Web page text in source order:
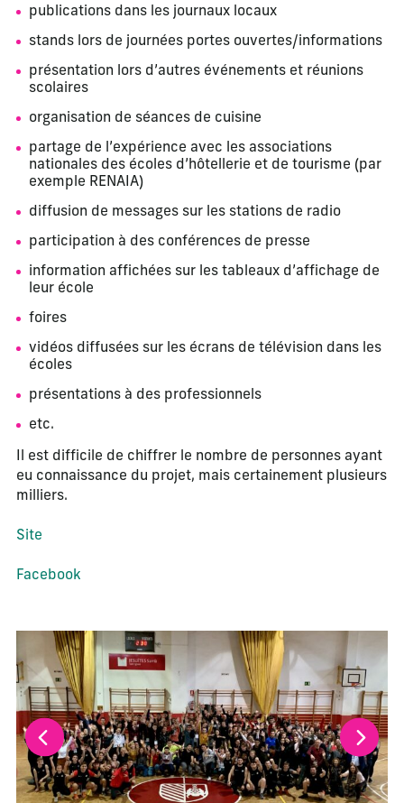
publications dans les journaux locaux
stands lors de journées portes ouvertes/informations
présentation lors d’autres événements et réunions
scolaires
organisation de séances de cuisine
partage de l’expérience avec les associations
nationales des écoles d’hôtellerie et de tourisme (par
exemple RENAIA)
diffusion de messages sur les stations de radio
participation à des conférences de presse
information affichées sur les tableaux d’affichage de
leur école
foires
vidéos diffusées sur les écrans de télévision dans les
écoles
présentations à des professionnels
etc.
Il est difficile de chiffrer le nombre de personnes ayant
eu connaissance du projet, mais certainement plusieurs
milliers.
Site
Facebook
La modification de la diapositive actuelle de ce